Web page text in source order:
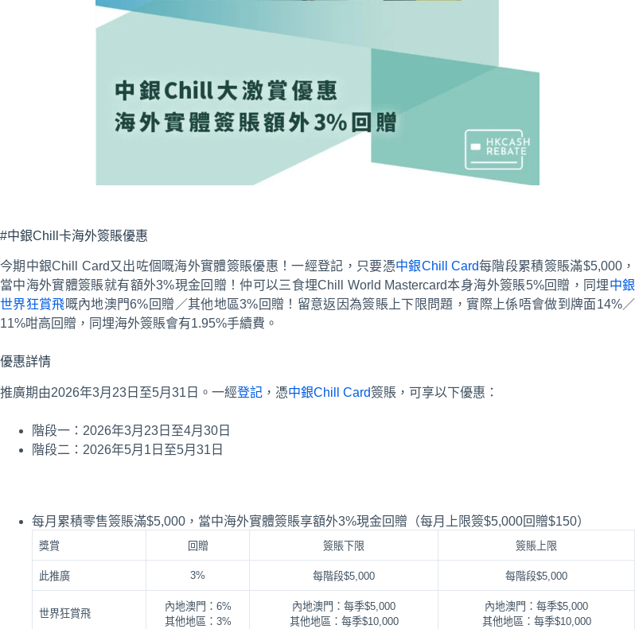
#中銀Chill卡海外簽賬優惠
今期中銀Chill Card又出咗個嘅海外實體簽賬優惠！一經登記，只要憑中銀Chill Card每階段累積簽賬滿$5,000，
當中海外實體簽賬就有額外3%現金回贈！仲可以三食埋Chill World Mastercard本身海外簽賬5%回贈，同埋中銀
世界狂賞飛嘅內地澳門6%回贈／其他地區3%回贈！留意返因為簽賬上下限問題，實際上係唔會做到牌面14%／
11%咁高回贈，同埋海外簽賬會有1.95%手續費。
優惠詳情
推廣期由2026年3月23日至5月31日。一經登記 ，憑中銀Chill Card簽賬，可享以下優惠：
階段一：2026年3月23日至4月30日
階段二：2026年5月1日至5月31日
每月累積零售簽賬滿$5,000，當中海外實體簽賬享額外3%現金回贈（每月上限簽$5,000回贈$150）
獎賞 回贈 簽賬下限 簽賬上限
此推廣 3% 每階段$5,000 每階段$5,000
世界狂賞飛
內地澳門：6%
其他地區：3%
內地澳門：每季$5,000
其他地區：每季$10,000
內地澳門：每季$5,000
其他地區：每季$10,000